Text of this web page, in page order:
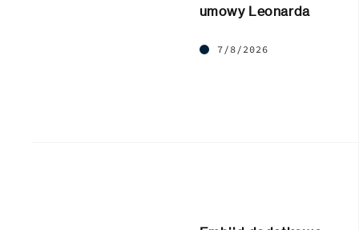
umowy Leonarda
7/8/2026